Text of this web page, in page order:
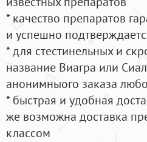
* качество препаратов
и успешно
* для стестинельных и
название Виагра или
анонимныого заказа
* быстрая и удобная
же возможна доставка
классом